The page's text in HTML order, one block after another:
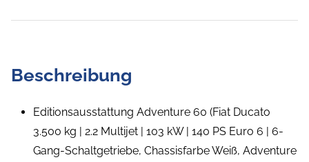
Beschreibung
Editionsausstattung Adventure 60 (Fiat Ducato
3.500 kg | 2.2 Multijet | 103 kW | 140 PS Euro 6 | 6-
Gang-Schaltgetriebe, Chassisfarbe Weiß, Adventure